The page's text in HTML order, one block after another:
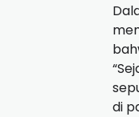
di